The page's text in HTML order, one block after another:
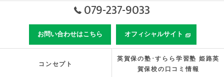
079-237-9033
お問い合わせはこちら オフィシャルサイト
コンセプト
英賀保の塾･すらら学習塾 姫路英
賀保校の口コミ情報